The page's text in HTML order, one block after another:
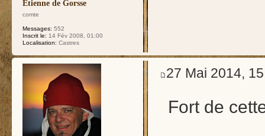
Etienne de Gorsse
comte
Messages: 552
Inscrit le: 14 Fév 2008, 01:00
Localisation: Castres
27 Mai 2014,
Fort de